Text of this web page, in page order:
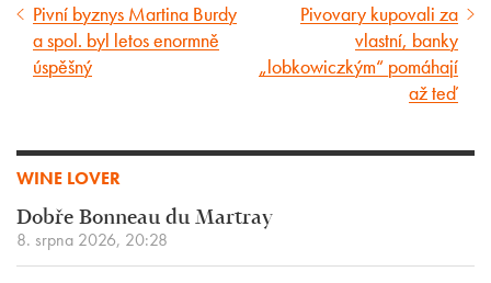
Předcházející
článek
Pivní byznys Martina Burdy
a spol. byl letos enormně
úspěšný
Následující
Pivovary kupovali za
vlastní, banky
„lobkowiczkým“ pomáhají
až teď
WINE LOVER
Dobře Bonneau du Martray
8. srpna 2026, 20:28